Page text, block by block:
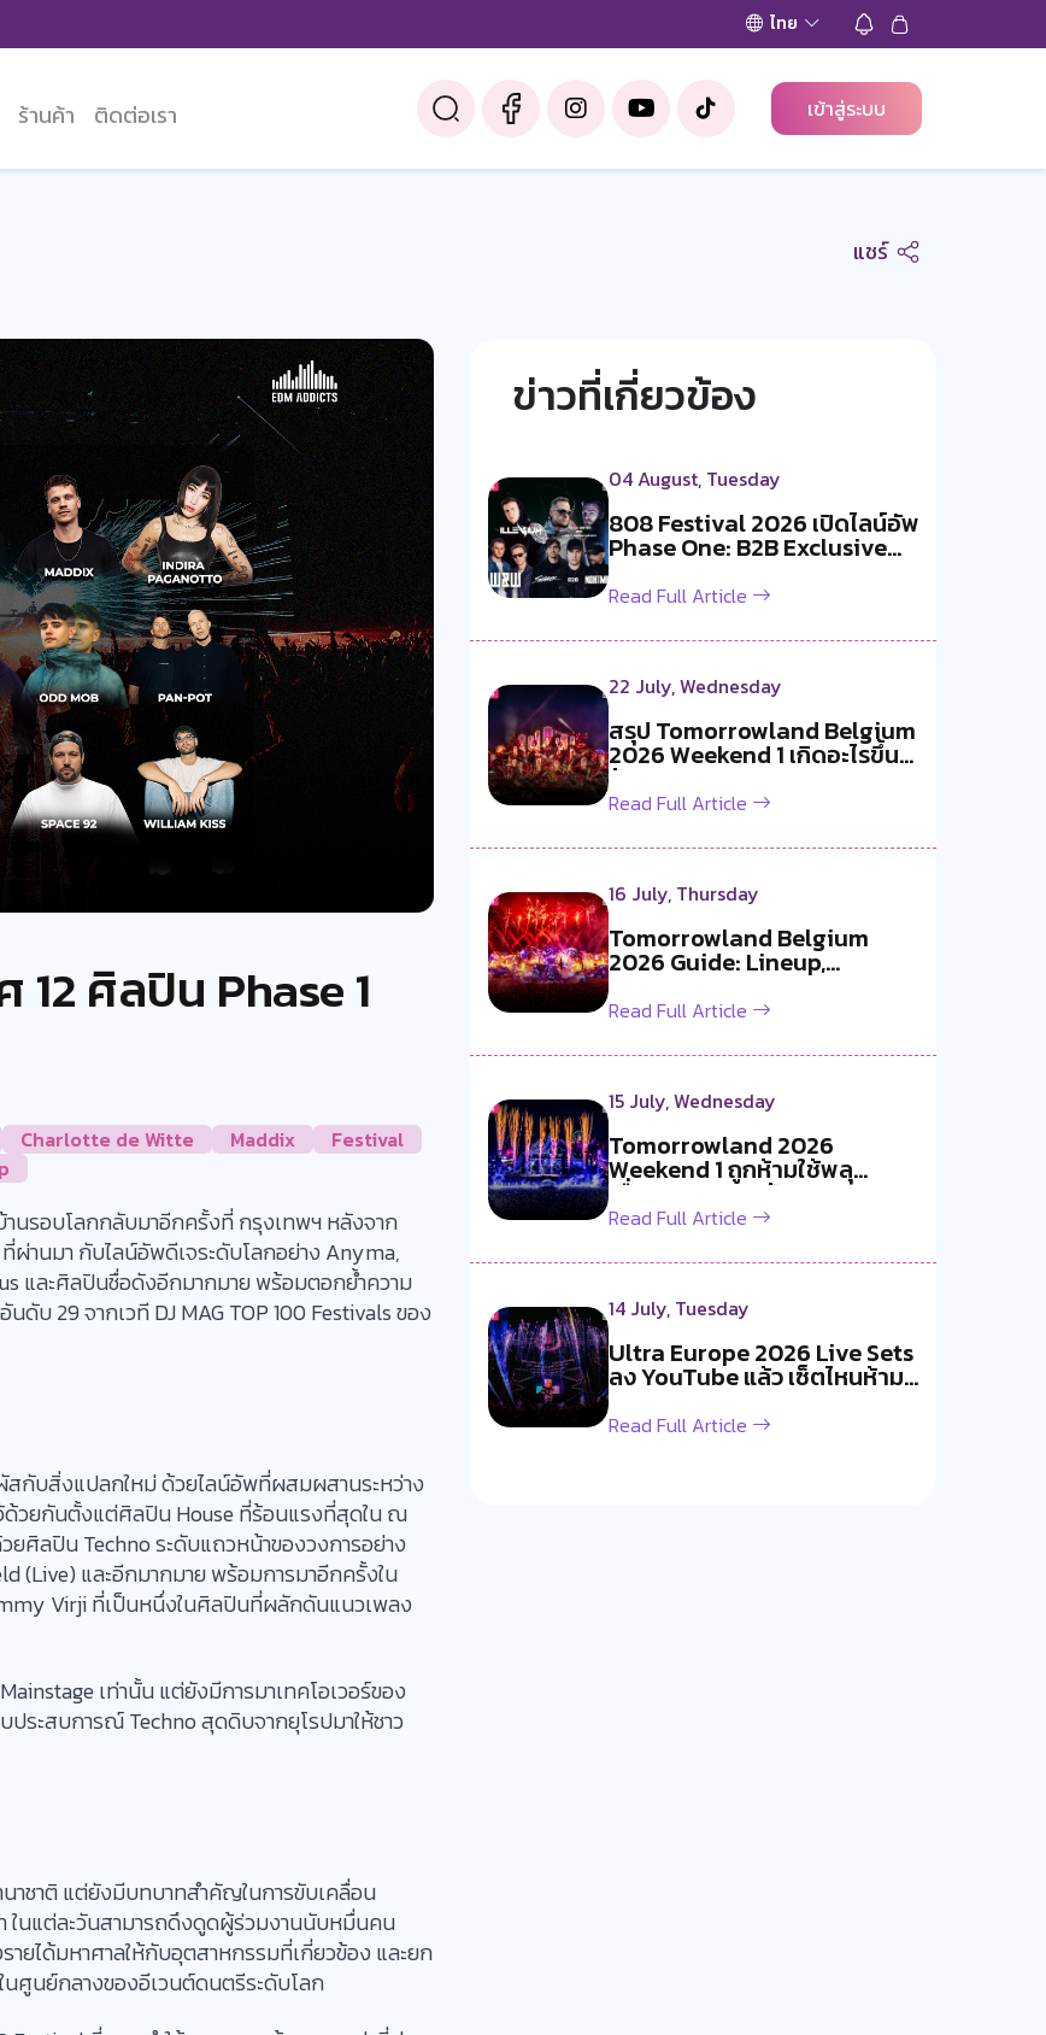
ไทย
ร้านค้า ติดต่อเรา เข้าสู่ระบบ
แชร์
12 ศิลปิน Phase 1
Charlotte de Witte Maddix
Festival
านรอบโลกกลับมาอีกครั้งที่ กรุงเทพฯ หลังจาก
ผ่านมา กับไลน์อัพดีเจระดับโลกอย่าง Anyma,
และศิลปินชื่อดังอีกมากมาย พร้อมตอกย้ำความ
ดับ 29 จากเวที DJ MAG TOP 100 Festivals ของ
กับสิ่งแปลกใหม่ ด้วยไลน์อัพที่ผสมผสานระหว่าง
ว้ด้วยกันตั้งแต่ศิลปิน House ที่ร้อนแรงที่สุดใน ณ
ยศิลปิน Techno ระดับแถวหน้าของวงการอย่าง
(Live) และอีกมากมาย พร้อมการมาอีกครั้งใน
Virji ที่เป็นหนึ่งในศิลปินที่ผลักดันแนวเพลง
เท่านั้น แต่ยังมีการมาเทคโอเวอร์ของ
ระสบการณ์ Techno สุดดิบจากยุโรปมาให้ชาว
าชาติ แต่ยังมีบทบาทสำคัญในการขับเคลื่อน
ในแต่ละวันสามารถดึงดูดผู้ร่วมงานนับหมื่นคน
ยได้มหาศาลให้กับอุตสาหกรรมที่เกี่ยวข้อง และยก
ศูนย์กลางของอีเวนต์ดนตรีระดับโลก
ข่าวที่เกี่ยวข้อง
04 August, Tuesday
808 Festival 2026 เปิดไลน์อัพ
Phase One: B2B Exclusive
สองค...
Read Full Article
22 July, Wednesday
สรุป Tomorrowland Belgium
2026 Weekend 1 เกิดอะไรขึ้น
บ้าง ?
Read Full Article
16 July, Thursday
Tomorrowland Belgium
2026 Guide: Lineup,
Livestream, Must-S...
Read Full Article
15 July, Wednesday
Tomorrowland 2026
Weekend 1 ถูกห้ามใช้พลุ
เนื่องจากอากาศร้อ...
Read Full Article
14 July, Tuesday
Ultra Europe 2026 Live Sets
ลง YouTube แล้ว เซ็ตไหนห้าม
พลาด
Read Full Article